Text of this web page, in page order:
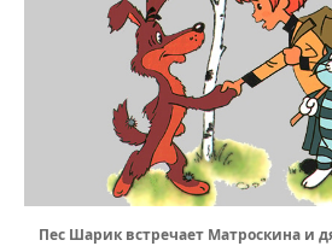
Пес Шарик встречает Матроскина и